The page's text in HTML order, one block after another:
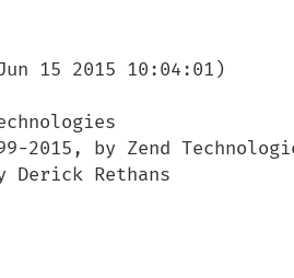
15 2015 10:04:01)